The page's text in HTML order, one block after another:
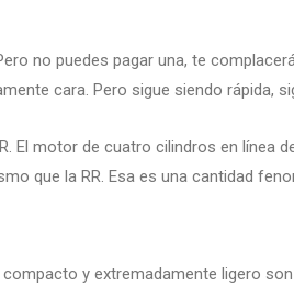
no puedes pagar una, te
cara. Pero sigue siendo rápida,
El motor de cuatro cilindros en línea
que la RR. Esa es una cantidad
y extremadamente ligero